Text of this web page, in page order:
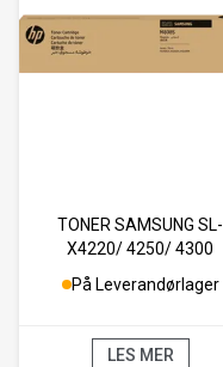
TONER SAMSUNG SL-
X4220/ 4250/ 4300
På Leverandørlager
LES MER